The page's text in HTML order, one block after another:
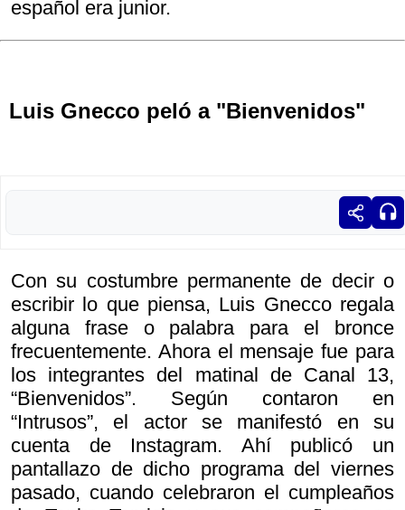
español era junior.
Luis Gnecco peló a "Bienvenidos"
Con su costumbre permanente de decir o
escribir lo que piensa, Luis Gnecco regala
alguna frase o palabra para el bronce
frecuentemente. Ahora el mensaje fue para
los integrantes del matinal de Canal 13,
“Bienvenidos”. Según contaron en
“Intrusos”, el actor se manifestó en su
cuenta de Instagram. Ahí publicó un
pantallazo de dicho programa del viernes
pasado, cuando celebraron el cumpleaños